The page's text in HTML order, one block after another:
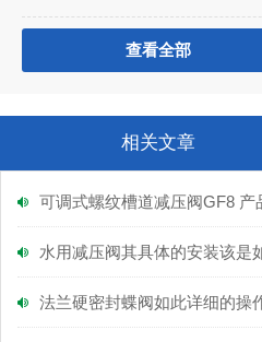
查看全部
相关文章